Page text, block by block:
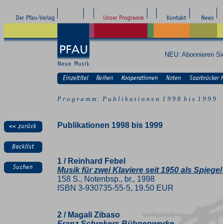
NEU: Abonnieren
P r o g r a m m : P u b l i k a t i o n e n 1 9 9 8 b i s 1 9 9 9
Publikationen 1998 bis 1999
1 / Reinhard Febel
Musik für zwei Klaviere seit 1950 als
158 S., Notenbsp., br., 1998
ISBN 3-930735-55-5, 19.50 EUR
2 / Magali Zibaso